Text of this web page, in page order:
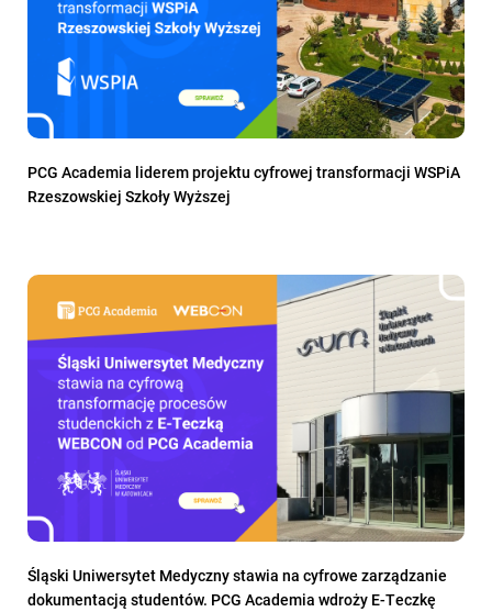
PCG Academia liderem projektu cyfrowej transformacji WSPiA
Rzeszowskiej Szkoły Wyższej
Śląski Uniwersytet Medyczny stawia na cyfrowe zarządzanie
dokumentacją studentów. PCG Academia wdroży E-Teczkę